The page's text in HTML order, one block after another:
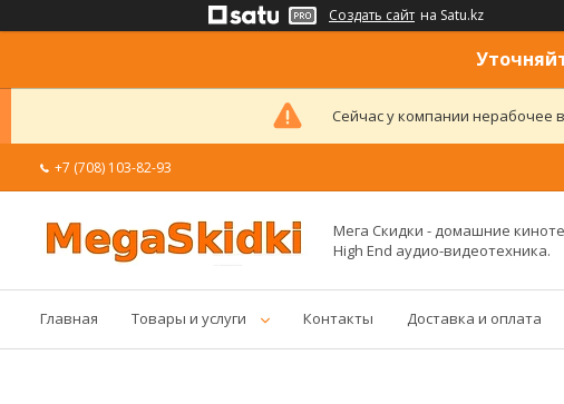
Создать сайт на Satu.kz
Сейчас у компании нерабочее
+7 (708) 103-82-93
Мега Скидки - домашние
High End аудио-видеотехника.
Главная Товары и услуги Контакты Доставка и оплата